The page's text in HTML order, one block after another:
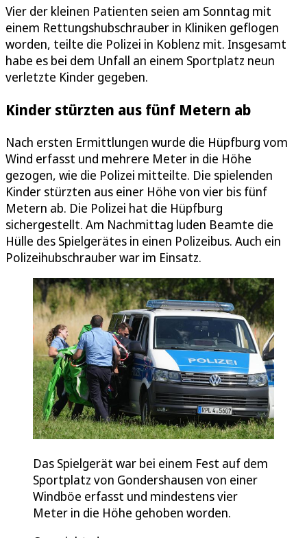
Vier der kleinen Patienten seien am Sonntag mit
einem Rettungshubschrauber in Kliniken geflogen
worden, teilte die Polizei in Koblenz mit. Insgesamt
habe es bei dem Unfall an einem Sportplatz neun
verletzte Kinder gegeben.
Kinder stürzten aus fünf Metern ab
Nach ersten Ermittlungen wurde die Hüpfburg vom
Wind erfasst und mehrere Meter in die Höhe
gezogen, wie die Polizei mitteilte. Die spielenden
Kinder stürzten aus einer Höhe von vier bis fünf
Metern ab. Die Polizei hat die Hüpfburg
sichergestellt. Am Nachmittag luden Beamte die
Hülle des Spielgerätes in einen Polizeibus. Auch ein
Polizeihubschrauber war im Einsatz.
Das Spielgerät war bei einem Fest auf dem
Sportplatz von Gondershausen von einer
Windböe erfasst und mindestens vier
Meter in die Höhe gehoben worden.